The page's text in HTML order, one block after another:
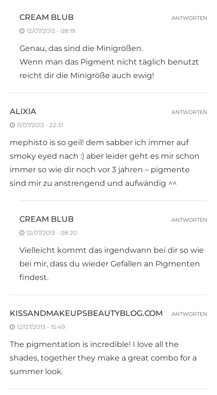
CREAM BLUB
12/07/2013 - 08:19
Genau, das sind die Minigrößen.
Wenn man das Pigment nicht täglich benutzt
reicht dir die Minigröße auch ewig!
ANTWORTEN
ALIXIA
11/07/2013 - 22:31
mephisto is so geil! dem sabber ich immer auf
smoky eyed nach :) aber leider geht es mir schon
immer so wie dir noch vor 3 jahren – pigmente
sind mir zu anstrengend und aufwändig ^^
ANTWORTEN
CREAM BLUB
12/07/2013 - 08:20
Vielleicht kommt das irgendwann bei dir so wie
bei mir, dass du wieder Gefallen an Pigmenten
findest.
ANTWORTEN
KISSANDMAKEUPSBEAUTYBLOG.COM
12/07/2013 - 15:49
The pigmentation is incredible! I love all the
shades, together they make a great combo for a
summer look.
ANTWORTEN